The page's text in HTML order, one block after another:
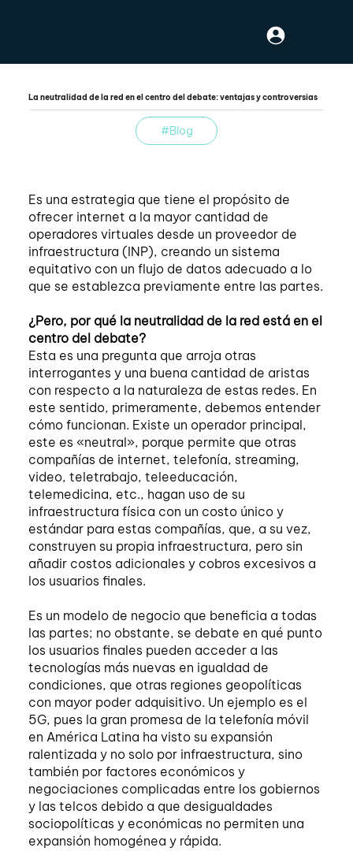
La neutralidad de la red en el centro del debate: ventajas y controversias
#Blog
Es una estrategia que tiene el propósito de
ofrecer internet a la mayor cantidad de
operadores virtuales desde un proveedor de
infraestructura (INP), creando un sistema
equitativo con un flujo de datos adecuado a lo
que se establezca previamente entre las partes.
¿Pero, por qué la neutralidad de la red está en el
centro del debate?
Esta es una pregunta que arroja otras
interrogantes y una buena cantidad de aristas
con respecto a la naturaleza de estas redes. En
este sentido, primeramente, debemos entender
cómo funcionan. Existe un operador principal,
este es «neutral», porque permite que otras
compañías de internet, telefonía, streaming,
video, teletrabajo, teleeducación,
telemedicina, etc., hagan uso de su
infraestructura física con un costo único y
estándar para estas compañías, que, a su vez,
construyen su propia infraestructura, pero sin
añadir costos adicionales y cobros excesivos a
los usuarios finales.
Es un modelo de negocio que beneficia a todas
las partes; no obstante, se debate en qué punto
los usuarios finales pueden acceder a las
tecnologías más nuevas en igualdad de
condiciones, que otras regiones geopolíticas
con mayor poder adquisitivo. Un ejemplo es el
5G, pues la gran promesa de la telefonía móvil
en América Latina ha visto su expansión
ralentizada y no solo por infraestructura, sino
también por factores económicos y
negociaciones complicadas entre los gobiernos
y las telcos debido a que desigualdades
sociopolíticas y económicas no permiten una
expansión homogénea y rápida.